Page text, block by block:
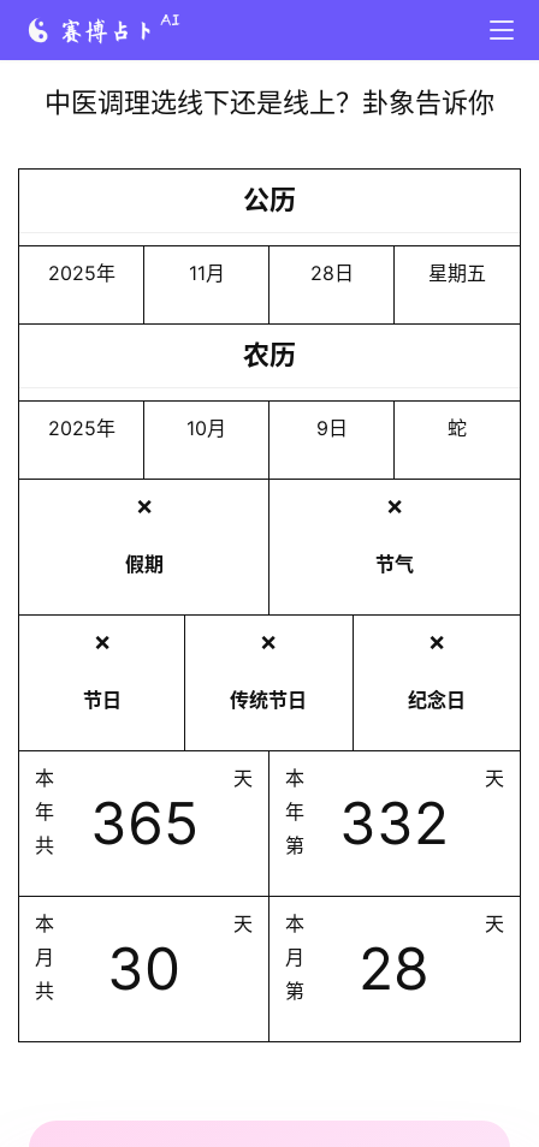
中医调理选线下还是线上？卦象告诉你
公历
2025年 11月 28日 星期五
农历
2025年 10月 9日 蛇
❌
假期
❌
节气
❌
节日
❌
传统节日
❌
纪念日
本
年
共
365
天
本
年
第
332
天
本
月
共
30
天
本
月
第
28
天